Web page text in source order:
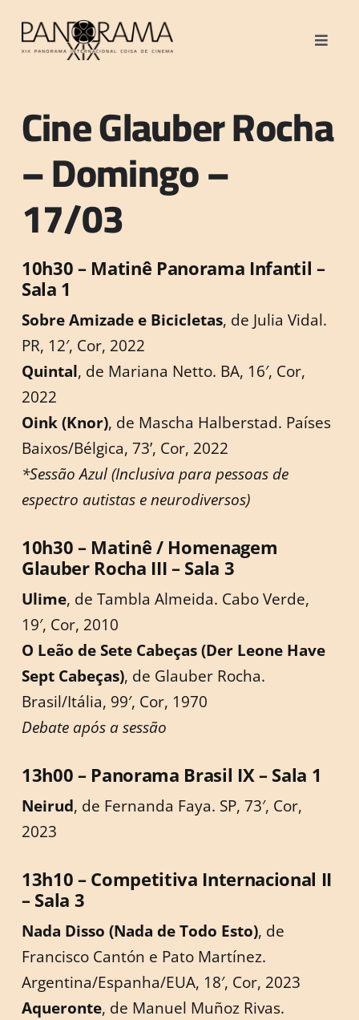
para
Toggle
Filmes
Atividades
Programação
Parceiros
Cine Glauber Rocha
– Domingo –
17/03
10h30 – Matinê Panorama Infantil –
Sala 1
Sobre Amizade e Bicicletas, de Julia Vidal.
PR, 12′, Cor, 2022
Quintal, de Mariana Netto. BA, 16′, Cor,
2022
Oink (Knor), de Mascha Halberstad. Países
Baixos/Bélgica, 73’, Cor, 2022
*Sessão Azul (Inclusiva para pessoas de
espectro autistas e neurodiversos)
10h30 – Matinê / Homenagem
Glauber Rocha III – Sala 3
Ulime, de Tambla Almeida. Cabo Verde,
19′, Cor, 2010
O Leão de Sete Cabeças (Der Leone Have
Sept Cabeças), de Glauber Rocha.
Brasil/Itália, 99′, Cor, 1970
Debate após a sessão
13h00 – Panorama Brasil IX – Sala 1
Neirud, de Fernanda Faya. SP, 73′, Cor,
2023
13h10 – Competitiva Internacional II
– Sala 3
Nada Disso (Nada de Todo Esto), de
Francisco Cantón e Pato Martínez.
Argentina/Espanha/EUA, 18′, Cor, 2023
Aqueronte, de Manuel Muñoz Rivas.